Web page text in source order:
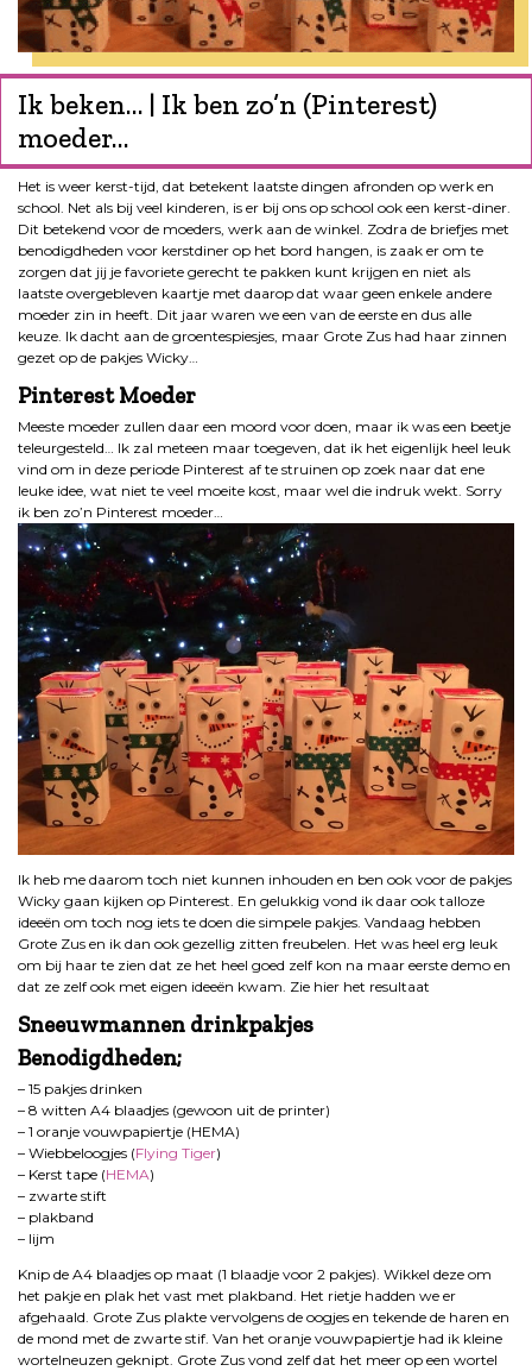
Ik beken… | Ik ben zo’n (Pinterest)
moeder…
Het is weer kerst-tijd, dat betekent laatste dingen afronden op werk en
school. Net als bij veel kinderen, is er bij ons op school ook een kerst-diner.
Dit betekend voor de moeders, werk aan de winkel. Zodra de briefjes met
benodigdheden voor kerstdiner op het bord hangen, is zaak er om te
zorgen dat jij je favoriete gerecht te pakken kunt krijgen en niet als
laatste overgebleven kaartje met daarop dat waar geen enkele andere
moeder zin in heeft. Dit jaar waren we een van de eerste en dus alle
keuze. Ik dacht aan de groentespiesjes, maar Grote Zus had haar zinnen
gezet op de pakjes Wicky…
Pinterest Moeder
Meeste moeder zullen daar een moord voor doen, maar ik was een beetje
teleurgesteld… Ik zal meteen maar toegeven, dat ik het eigenlijk heel leuk
vind om in deze periode Pinterest af te struinen op zoek naar dat ene
leuke idee, wat niet te veel moeite kost, maar wel die indruk wekt. Sorry
ik ben zo’n Pinterest moeder…
Ik heb me daarom toch niet kunnen inhouden en ben ook voor de pakjes
Wicky gaan kijken op Pinterest. En gelukkig vond ik daar ook talloze
ideeën om toch nog iets te doen die simpele pakjes. Vandaag hebben
Grote Zus en ik dan ook gezellig zitten freubelen. Het was heel erg leuk
om bij haar te zien dat ze het heel goed zelf kon na maar eerste demo en
dat ze zelf ook met eigen ideeën kwam. Zie hier het resultaat
Sneeuwmannen drinkpakjes
Benodigdheden;
– 15 pakjes drinken
– 8 witten A4 blaadjes (gewoon uit de printer)
– 1 oranje vouwpapiertje (HEMA)
– Wiebbeloogjes (Flying Tiger)
– Kerst tape (HEMA)
– zwarte stift
– plakband
– lijm
Knip de A4 blaadjes op maat (1 blaadje voor 2 pakjes). Wikkel deze om
het pakje en plak het vast met plakband. Het rietje hadden we er
afgehaald. Grote Zus plakte vervolgens de oogjes en tekende de haren en
de mond met de zwarte stif. Van het oranje vouwpapiertje had ik kleine
wortelneuzen geknipt. Grote Zus vond zelf dat het meer op een wortel